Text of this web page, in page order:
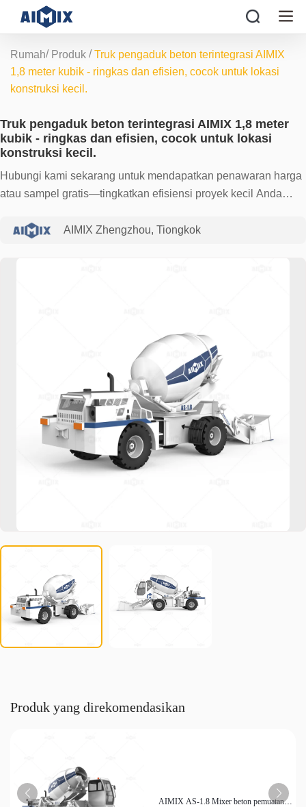
Rumah/ Produk / Truk pengaduk beton terintegrasi AIMIX
1,8 meter kubik - ringkas dan efisien, cocok untuk lokasi
konstruksi kecil.
Truk pengaduk beton terintegrasi AIMIX 1,8 meter
kubik - ringkas dan efisien, cocok untuk lokasi
konstruksi kecil.
Hubungi kami sekarang untuk mendapatkan penawaran harga
atau sampel gratis—tingkatkan efisiensi proyek kecil Anda
AIMIX Zhengzhou, Tiongkok
Produk yang direkomendasikan
AIMIX AS-1.8 Mixer beton pemuatan